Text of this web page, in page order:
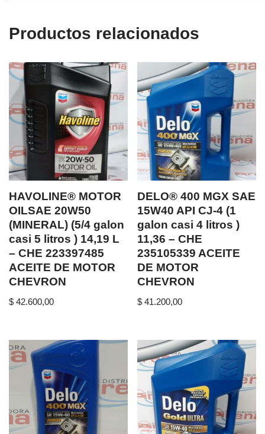
Productos relacionados
HAVOLINE® MOTOR
OILSAE 20W50
(MINERAL) (5/4 galon
casi 5 litros ) 14,19 L
– CHE 223397485
ACEITE DE MOTOR
CHEVRON
$ 42.600,00
DELO® 400 MGX SAE
15W40 API CJ-4 (1
galon casi 4 litros )
11,36 – CHE
235105339 ACEITE
DE MOTOR
CHEVRON
$ 41.200,00